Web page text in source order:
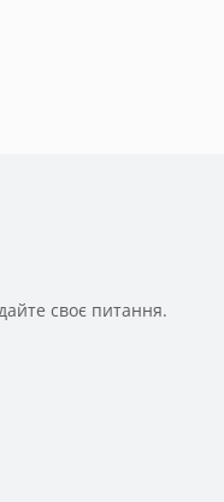
своє питання.